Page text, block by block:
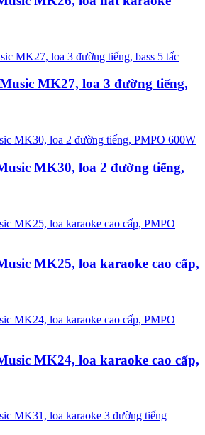
MK27, loa 3 đường tiếng,
MK30, loa 2 đường tiếng,
MK25, loa karaoke cao cấp,
MK24, loa karaoke cao cấp,